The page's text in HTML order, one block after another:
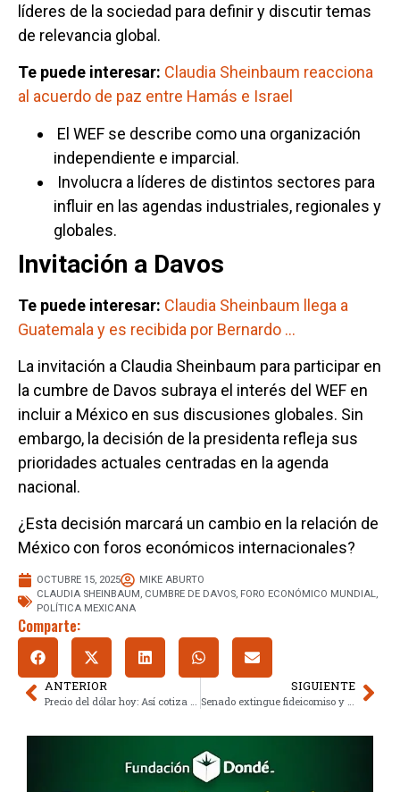
líderes de la sociedad para definir y discutir temas
de relevancia global.
Te puede interesar: Claudia Sheinbaum reacciona
al acuerdo de paz entre Hamás e Israel
El WEF se describe como una organización
independiente e imparcial.
Involucra a líderes de distintos sectores para
influir en las agendas industriales, regionales y
globales.
Invitación a Davos
Te puede interesar: Claudia Sheinbaum llega a
Guatemala y es recibida por Bernardo …
La invitación a Claudia Sheinbaum para participar en
la cumbre de Davos subraya el interés del WEF en
incluir a México en sus discusiones globales. Sin
embargo, la decisión de la presidenta refleja sus
prioridades actuales centradas en la agenda
nacional.
¿Esta decisión marcará un cambio en la relación de
México con foros económicos internacionales?
OCTUBRE 15, 2025
MIKE ABURTO
CLAUDIA SHEINBAUM, CUMBRE DE DAVOS, FORO ECONÓMICO MUNDIAL,
POLÍTICA MEXICANA
Comparte:
ANTERIOR SIGUIENTE